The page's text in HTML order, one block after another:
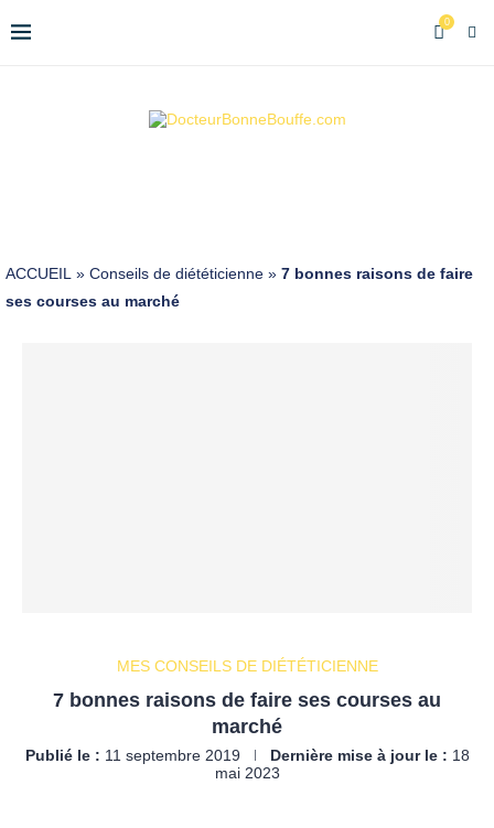
0
ACCUEIL » Conseils de diététicienne » 7 bonnes raisons de faire
ses courses au marché
MES CONSEILS DE DIÉTÉTICIENNE
7 bonnes raisons de faire ses courses au
marché
Publié le : 11 septembre 2019 Dernière mise à jour le : 18
mai 2023